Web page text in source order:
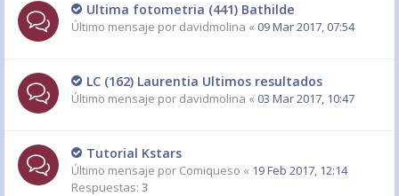
Ultima fotometria (441) Bathilde
Último mensaje por davidmolina « 09 Mar 2017, 07:54
LC (162) Laurentia Ultimos resultados
Último mensaje por davidmolina « 03 Mar 2017, 10:47
Tutorial Kstars
Último mensaje por Comiqueso « 19 Feb 2017, 12:14
Respuestas: 3